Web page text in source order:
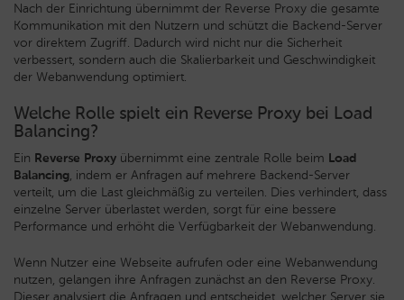
Nach der Einrichtung übernimmt der Reverse Proxy die gesamte
Kommunikation mit den Nutzern und schützt die Backend-Server
vor direktem Zugriff. Dadurch wird nicht nur die Sicherheit
verbessert, sondern auch die Skalierbarkeit und Geschwindigkeit
der Webanwendung optimiert.
Welche Rolle spielt ein Reverse Proxy bei Load
Balancing?
Ein Reverse Proxy übernimmt eine zentrale Rolle beim Load
Balancing, indem er Anfragen auf mehrere Backend-Server
verteilt, um die Last gleichmäßig zu verteilen. Dies verhindert, dass
einzelne Server überlastet werden, sorgt für eine bessere
Performance und erhöht die Verfügbarkeit der Webanwendung.
Wenn Nutzer eine Webseite aufrufen oder eine Webanwendung
nutzen, gelangen ihre Anfragen zunächst an den Reverse Proxy.